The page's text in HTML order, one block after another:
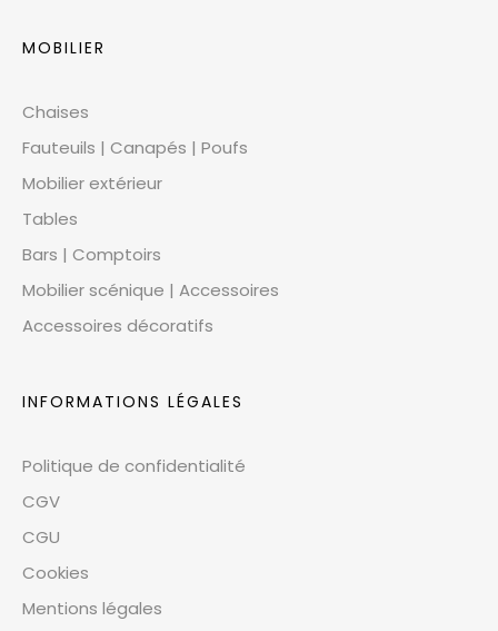
MOBILIER
Chaises
Fauteuils | Canapés | Poufs
Mobilier extérieur
Tables
Bars | Comptoirs
Mobilier scénique | Accessoires
Accessoires décoratifs
INFORMATIONS LÉGALES
Politique de confidentialité
CGV
CGU
Cookies
Mentions légales